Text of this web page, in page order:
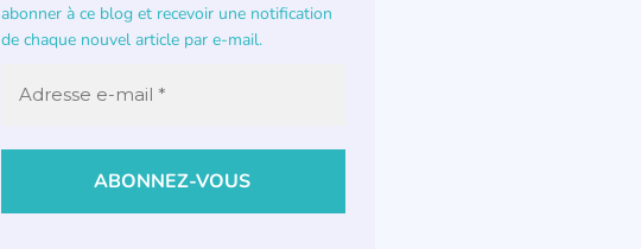
abonner à ce blog et recevoir une notification
de chaque nouvel article par e-mail.